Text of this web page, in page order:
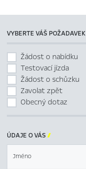
VYBERTE VÁŠ POŽADAVEK
Žádost o nabídku
Testovací jízda
Žádost o schůzku
Zavolat zpět
Obecný dotaz
ÚDAJE O VÁS 
Jméno